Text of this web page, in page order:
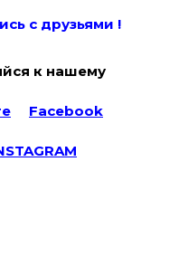
с друзьями !
к нашему
Facebook